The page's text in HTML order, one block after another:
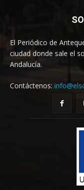
El Periódico de
ciudad donde sale el
Andalucía.
Contáctenos: